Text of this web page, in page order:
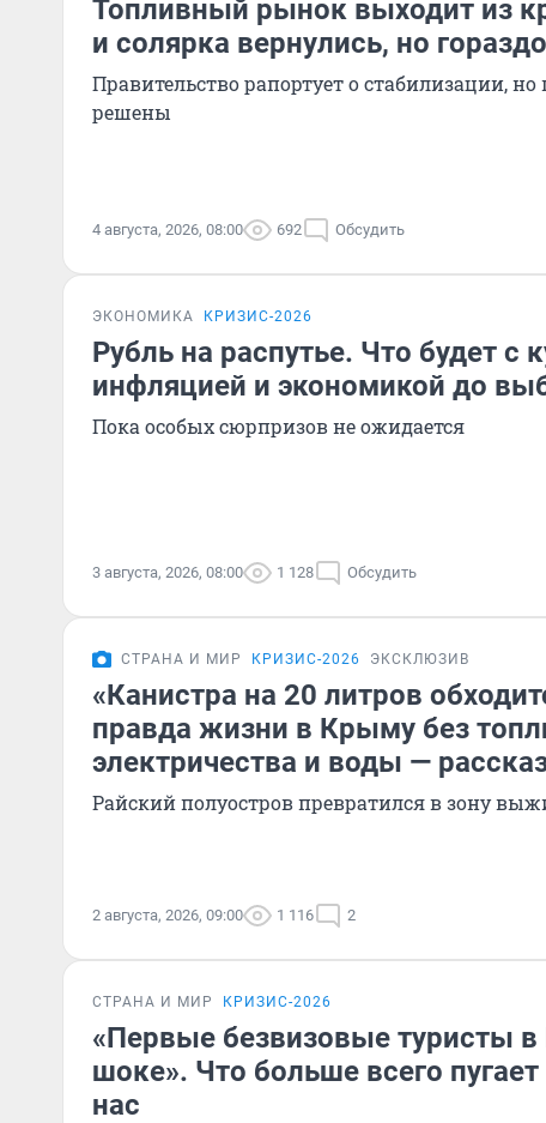
Топливный рынок выходит из
и солярка вернулись, но
Правительство рапортует о стабилизации,
решены
4 августа, 2026, 08:00 692 Обсудить
ЭКОНОМИКА КРИЗИС-2026
Рубль на распутье. Что будет с
инфляцией и экономикой до
Пока особых сюрпризов не ожидается
3 августа, 2026, 08:00 1 128 Обсудить
СТРАНА И МИР КРИЗИС-2026 ЭКСКЛЮЗИВ
«Канистра на 20 литров
правда жизни в Крыму без
электричества и воды —
Райский полуостров превратился в зону
2 августа, 2026, 09:00 1 116 2
СТРАНА И МИР КРИЗИС-2026
«Первые безвизовые туристы
шоке». Что больше всего
нас